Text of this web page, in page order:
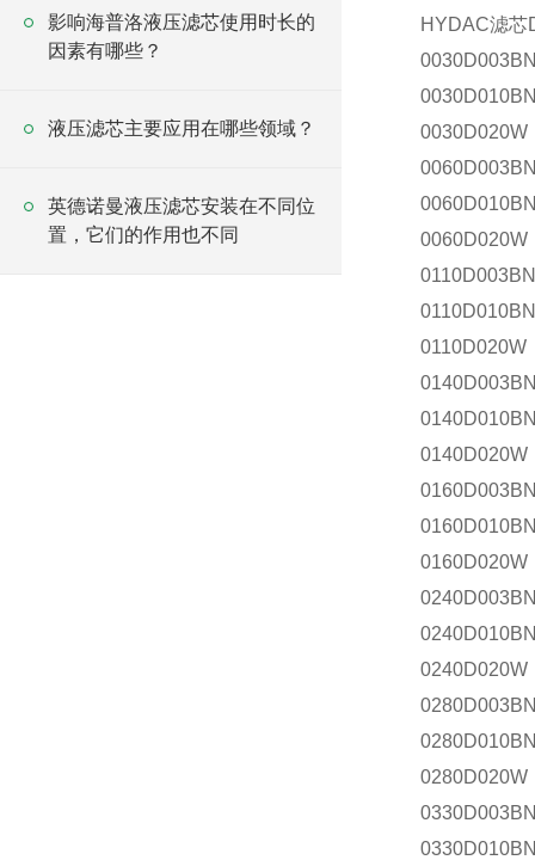
影响海普洛液压滤芯使用时长的
因素有哪些？
液压滤芯主要应用在哪些领域？
英德诺曼液压滤芯安装在不同位
置，它们的作用也不同
HYDAC滤芯
0030D020W
0060D020W
0110D020W
0140D020W
0160D020W
0240D020W